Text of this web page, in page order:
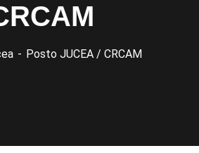
Posto JUCEA / CRCAM